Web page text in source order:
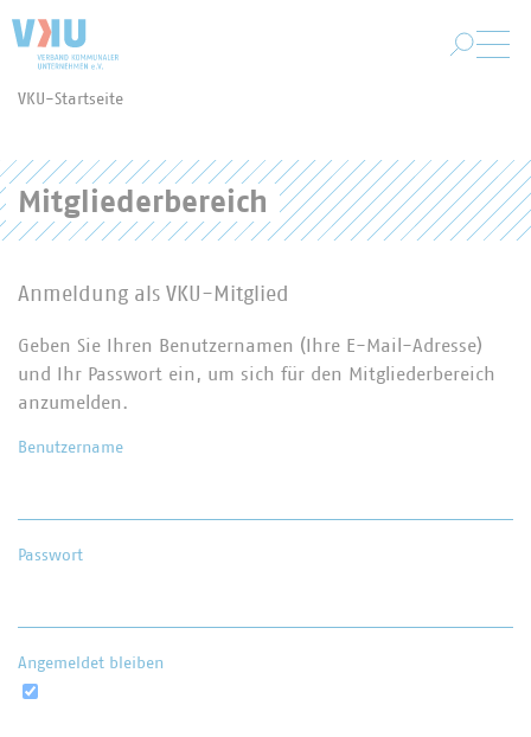
VKU-Startseite
Mitgliederbereich
Anmeldung als VKU-Mitglied
Geben Sie Ihren Benutzernamen (Ihre E-Mail-Adresse)
und Ihr Passwort ein, um sich für den Mitgliederbereich
anzumelden.
Benutzername
Passwort
Angemeldet bleiben